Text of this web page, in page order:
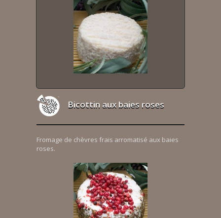
Bicottin aux baies roses
Fromage de chèvres frais arromatisé aux baies
roses.